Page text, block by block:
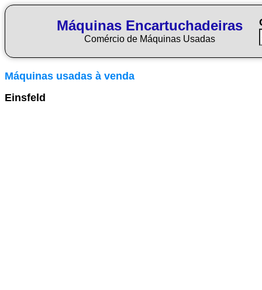
Máquinas Encartuchadeiras
Comércio de Máquinas Usadas
Máquinas usadas à venda
Einsfeld